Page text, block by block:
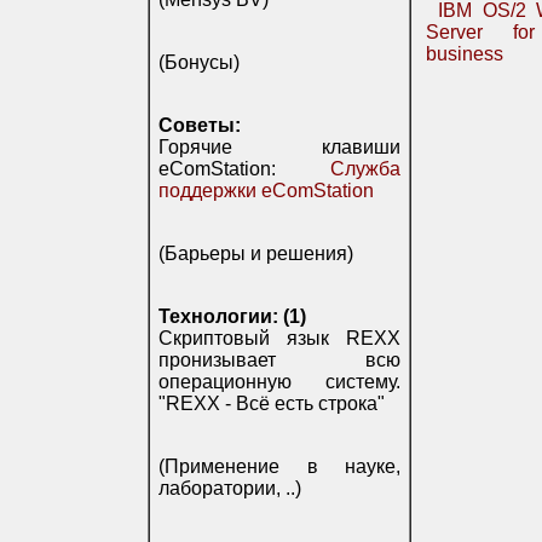
(Бонусы)
Советы:
Горячие клавиши
eComStation: Служба
поддержки eComStation
(Барьеры и решения)
Технологии: (1)
Скриптовый язык REXX
пронизывает всю
операционную систему.
"REXX - Всё есть строка"
(Применение в науке,
лаборатории, ..)
IBM OS/2
Server
business